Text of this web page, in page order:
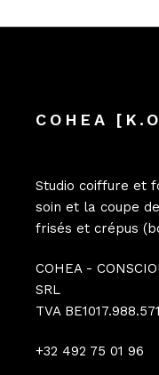
COHEA
Studio coiffure et
soin et la coupe
frisés et crépus
COHEA -
SRL
TVA BE1017.988.571
+32 492 75 01 96